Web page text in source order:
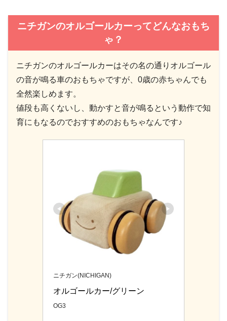
ニチガンのオルゴールカーってどんなおもち
ゃ？
ニチガンのオルゴールカーはその名の通りオルゴール
の音が鳴る車のおもちゃですが、0歳の赤ちゃんでも
全然楽しめます。
値段も高くないし、動かすと音が鳴るという動作で知
育にもなるのでおすすめのおもちゃなんです♪
ニチガン(NICHIGAN)
オルゴールカー/グリーン
OG3